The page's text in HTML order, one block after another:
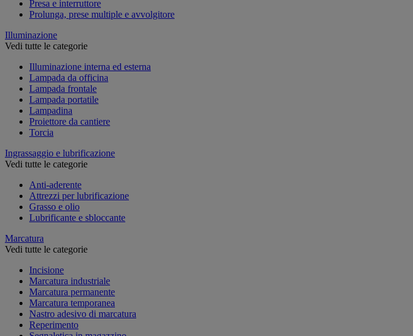
Presa e interruttore
Prolunga, prese multiple e avvolgitore
Illuminazione
Vedi tutte le categorie
Illuminazione interna ed esterna
Lampada da officina
Lampada frontale
Lampada portatile
Lampadina
Proiettore da cantiere
Torcia
Ingrassaggio e lubrificazione
Vedi tutte le categorie
Anti-aderente
Attrezzi per lubrificazione
Grasso e olio
Lubrificante e sbloccante
Marcatura
Vedi tutte le categorie
Incisione
Marcatura industriale
Marcatura permanente
Marcatura temporanea
Nastro adesivo di marcatura
Reperimento